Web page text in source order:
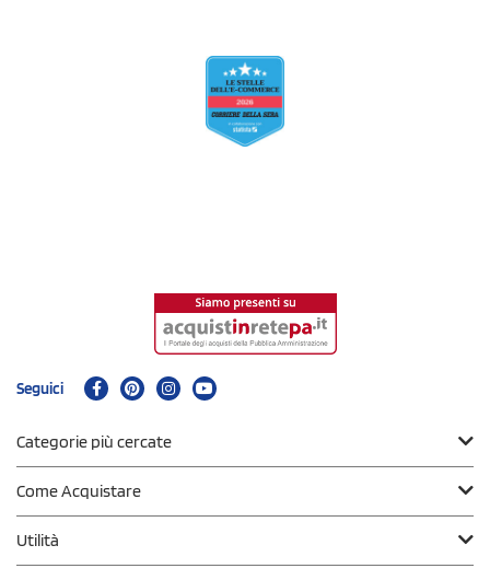
Seguici
Categorie più cercate
Come Acquistare
Utilità